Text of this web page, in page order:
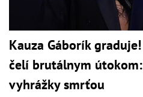
Kauza Gáborík
čelí brutálnym
vyhrážky smrťou